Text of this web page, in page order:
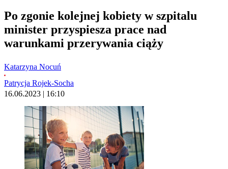
Po zgonie kolejnej kobiety w szpitalu
minister przyspiesza prace nad
warunkami przerywania ciąży
Katarzyna Nocuń
Patrycja Rojek-Socha
16.06.2023 | 16:10